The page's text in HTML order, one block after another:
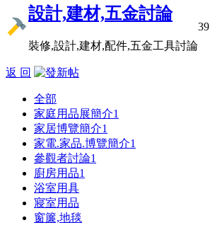
設計,建材,五金討論
裝修,設計,建材,配件,五金工具討論
39
返 回
全部
家庭用品展簡介1
家居博覽簡介1
家電.家品.博覽簡介1
參觀者討論1
廚房用品1
浴室用具
寢室用品
窗簾,地毯